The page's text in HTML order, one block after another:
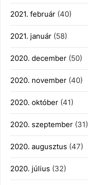
2021. február (40)
2021. január (58)
2020. december (50)
2020. november (40)
2020. október (41)
2020. szeptember (31)
2020. augusztus (47)
2020. július (32)